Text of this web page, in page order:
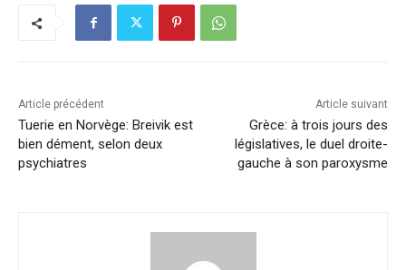
k
dI
n
A
p
Li
n
Article précédent
Tuerie en Norvège: Breivik est
bien dément, selon deux
psychiatres
Article suivant
Grèce: à trois jours des
législatives, le duel droite-
gauche à son paroxysme